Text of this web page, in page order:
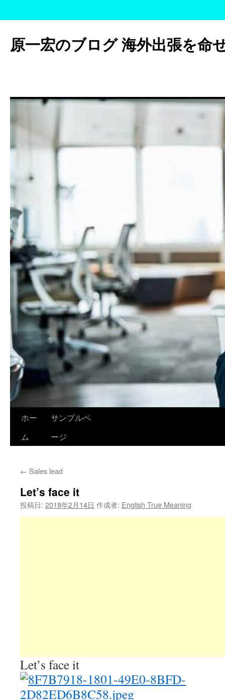
テ
ン
ッ
原一宏のブログ 海外出張を命
ホー
ム
サンプルペ
ージ
← Sales lead
Let’s face it
投稿日: 2018年2月14日 作成者: English True Meaning
Let’s face it